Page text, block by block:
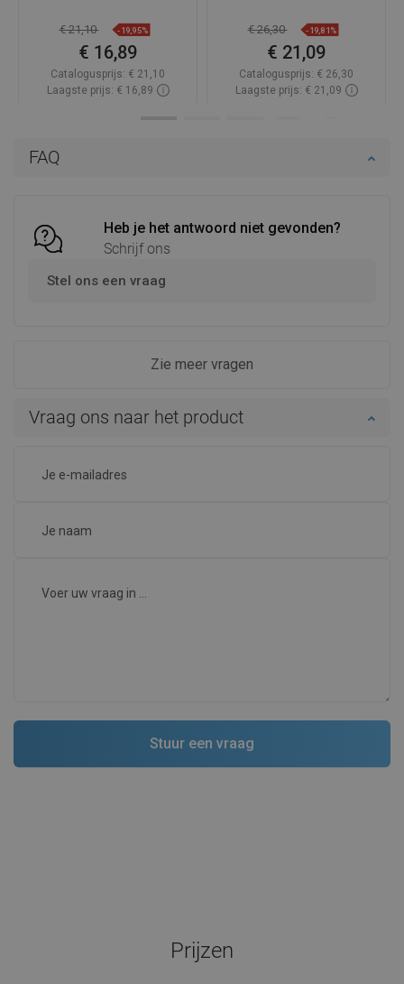
FAQ
Heb je het antwoord niet gevonden?
Schrijf ons
Stel ons een vraag
Zie meer vragen
Vraag ons naar het product
€ 21,10 -19,95%
€ 16,89
Catalogusprijs: € 21,10
Laagste prijs: € 16,89
€ 26,30 -19,81%
€ 21,09
Catalogusprijs: € 26,30
Laagste prijs: € 21,09
Prijzen